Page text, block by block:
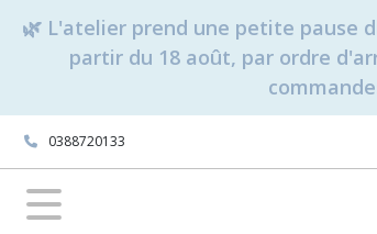
🌿 L'atelier prend une petite pause
partir du 18 août, par ordre
0388720133